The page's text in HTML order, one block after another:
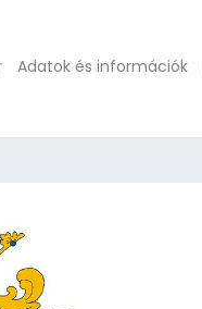
Adatok és információk